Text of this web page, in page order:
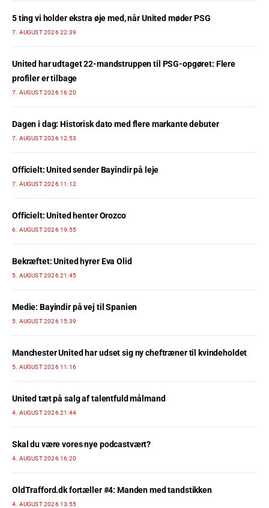
5 ting vi holder ekstra øje med, når United møder PSG
7. AUGUST 2026 22:39
United har udtaget 22-mandstruppen til PSG-opgøret: Flere
profiler er tilbage
7. AUGUST 2026 16:20
Dagen i dag: Historisk dato med flere markante debuter
7. AUGUST 2026 12:53
Officielt: United sender Bayindir på leje
7. AUGUST 2026 11:12
Officielt: United henter Orozco
6. AUGUST 2026 19:55
Bekræftet: United hyrer Eva Olid
5. AUGUST 2026 21:45
Medie: Bayindir på vej til Spanien
5. AUGUST 2026 15:39
Manchester United har udset sig ny cheftræner til kvindeholdet
5. AUGUST 2026 11:16
United tæt på salg af talentfuld målmand
4. AUGUST 2026 21:44
Skal du være vores nye podcastvært?
4. AUGUST 2026 16:20
OldTrafford.dk fortæller #4: Manden med tandstikken
4. AUGUST 2026 13:55